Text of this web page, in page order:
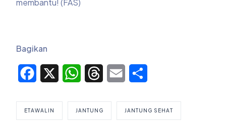
membantu! (FAS)
Bagikan
Facebook WhatsAppThreadsEmail
ETAWALIN JANTUNG JANTUNG SEHAT